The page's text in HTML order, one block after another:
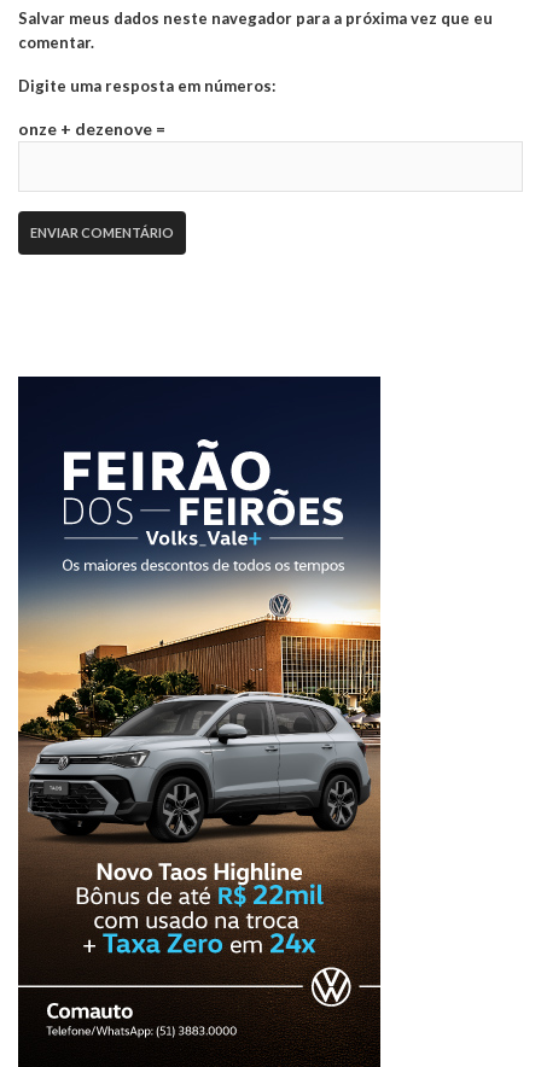
Salvar meus dados neste navegador para a próxima vez que eu
comentar.
Digite uma resposta em números:
onze + dezenove =